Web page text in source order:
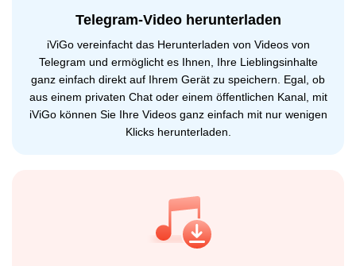
Telegram-Video herunterladen
iViGo vereinfacht das Herunterladen von Videos von
Telegram und ermöglicht es Ihnen, Ihre Lieblingsinhalte
ganz einfach direkt auf Ihrem Gerät zu speichern. Egal, ob
aus einem privaten Chat oder einem öffentlichen Kanal, mit
iViGo können Sie Ihre Videos ganz einfach mit nur wenigen
Klicks herunterladen.